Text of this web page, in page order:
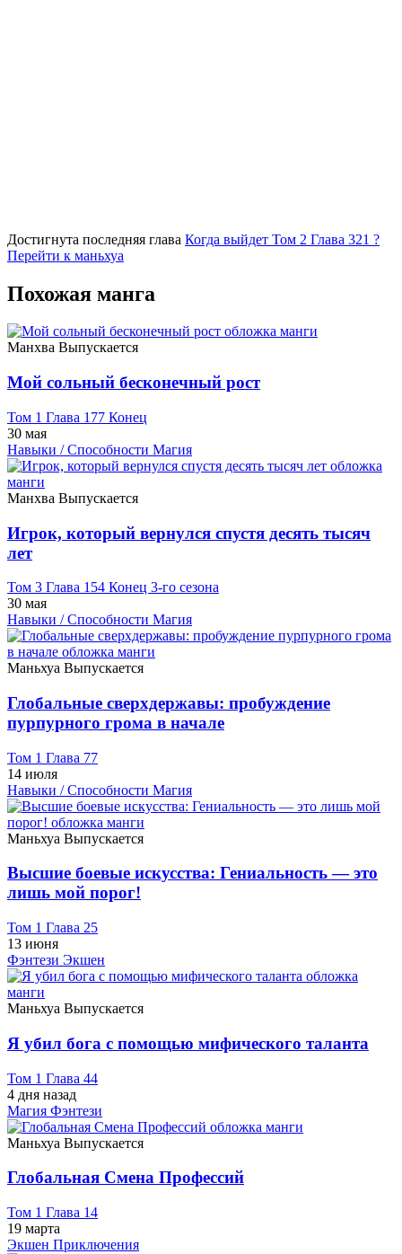
Достигнута последняя глава Когда выйдет Том 2 Глава 321 ?
Перейти к маньхуа
Похожая манга
Манхва Выпускается
Мой сольный бесконечный рост
Том 1 Глава 177 Конец
30 мая
Навыки / Способности Магия
Манхва Выпускается
Игрок, который вернулся спустя десять тысяч
лет
Том 3 Глава 154 Конец 3-го сезона
30 мая
Навыки / Способности Магия
Маньхуа Выпускается
Глобальные сверхдержавы: пробуждение
пурпурного грома в начале
Том 1 Глава 77
14 июля
Навыки / Способности Магия
Маньхуа Выпускается
Высшие боевые искусства: Гениальность — это
лишь мой порог!
Том 1 Глава 25
13 июня
Фэнтези Экшен
Маньхуа Выпускается
Я убил бога с помощью мифического таланта
Том 1 Глава 44
4 дня назад
Магия Фэнтези
Маньхуа Выпускается
Глобальная Смена Профессий
Том 1 Глава 14
19 марта
Экшен Приключения